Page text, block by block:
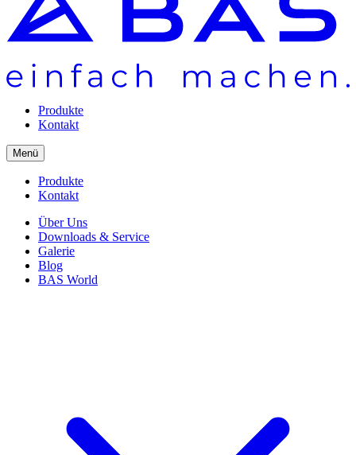
Produkte
Kontakt
Menü
Produkte
Kontakt
Über Uns
Downloads & Service
Galerie
Blog
BAS World